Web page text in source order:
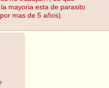
mayoria esta de parasito
mas de 5 años).